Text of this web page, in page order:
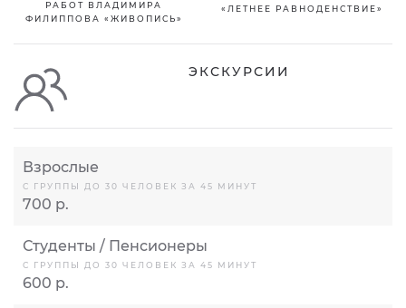
РАБОТ ВЛАДИМИРА
ФИЛИППОВА «ЖИВОПИСЬ»
«ЛЕТНЕЕ РАВНОДЕНСТВИЕ»
ЭКСКУРСИИ
Взрослые
С ГРУППЫ ДО 30 ЧЕЛОВЕК ЗА 45 МИНУТ
700 р.
Студенты / Пенсионеры
С ГРУППЫ ДО 30 ЧЕЛОВЕК ЗА 45 МИНУТ
600 р.